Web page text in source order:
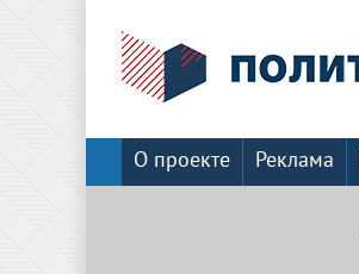
О проекте Реклама